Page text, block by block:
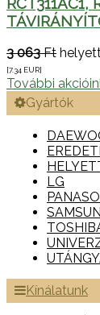
3 063 Ft
[7.34 EUR]
További
Gyártók
EREDETI
LG
Kínálatunk